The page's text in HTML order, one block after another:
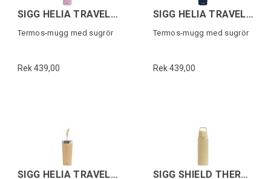
SIGG HELIA TRAVEL MUG Rosa 0,6 L
Termos-mugg med sugrör
Rek 439,00
SIGG HELIA TRAVEL MUG Mörkblå 0,6 L
Termos-mugg med sugrör
Rek 439,00
SIGG HELIA TRAVEL MUG Orange 0,6 L SIGG SHIELD THERM ONE Yellow 0,75L